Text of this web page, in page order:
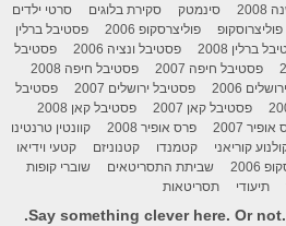
סינמטק סקירת בלוגים
סרטי ילדים
פוליצרוסקופ פוליצרסקופ 2006
פסטיבל ברלין
ברלין 2008 פסטיבל ונציה 2006
פסטיבל
פסטיבל חיפה 2007
פסטיבל חיפה 2008
2006 פסטיבל ירושלים 2007
פסטיבל
פסטיבל קאן 2007
פסטיבל קאן 2008
2007 פרס אופיר 2008
קוונטין טרנטינו
קוריאני קטמנדו קטנוניזם
קטעי וידיאו
2006 שביתת התסריטאים
שוברי קופות
תיעודי תסריטאות